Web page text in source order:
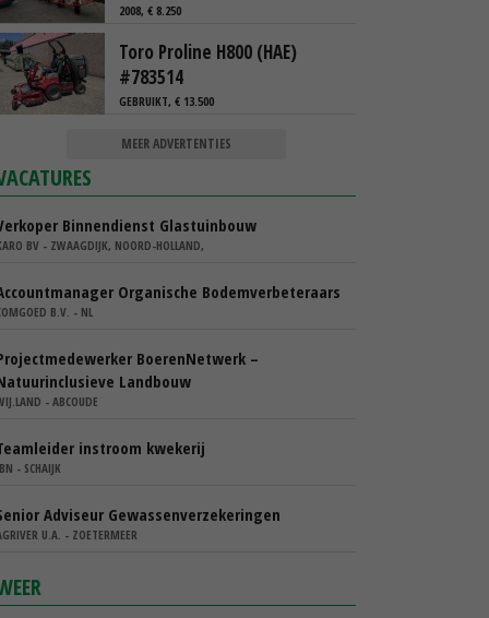
2008, € 8.250
Toro Proline H800 (HAE)
#783514
GEBRUIKT, € 13.500
MEER ADVERTENTIES
Binnendienst Glastuinbouw
BV - ZWAAGDIJK, NOORD-HOLLAND,
Organische Bodemverbeteraars
B.V. - NL
BoerenNetwerk –
Landbouw
- ABCOUDE
instroom kwekerij
- SCHAIJK
Adviseur Gewassenverzekeringen
U.A. - ZOETERMEER